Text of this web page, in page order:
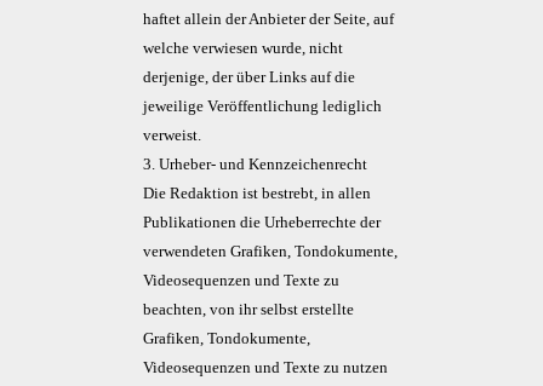
haftet allein der Anbieter der Seite, auf
welche verwiesen wurde, nicht
derjenige, der über Links auf die
jeweilige Veröffentlichung lediglich
verweist.
3. Urheber- und Kennzeichenrecht
Die Redaktion ist bestrebt, in allen
Publikationen die Urheberrechte der
verwendeten Grafiken, Tondokumente,
Videosequenzen und Texte zu
beachten, von ihr selbst erstellte
Grafiken, Tondokumente,
Videosequenzen und Texte zu nutzen